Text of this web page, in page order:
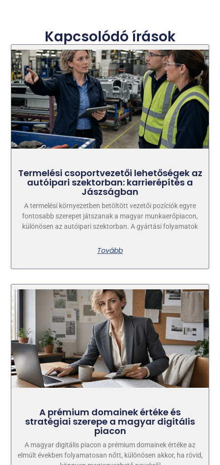
Kapcsolódó írások
Termelési csoportvezetői lehetőségek az
autóipari szektorban: karrierépítés a
Jászságban
A termelési környezetben betöltött vezetői pozíciók egyre
fontosabb szerepet játszanak a magyar munkaerőpiacon,
különösen az autóipari szektorban. A gyártási folyamatok
Tovább
A prémium domainek értéke és
stratégiai szerepe a magyar digitális
piacon
A magyar digitális piacon a prémium domainek értéke az
elmúlt években folyamatosan nőtt, különösen akkor, ha rövid,